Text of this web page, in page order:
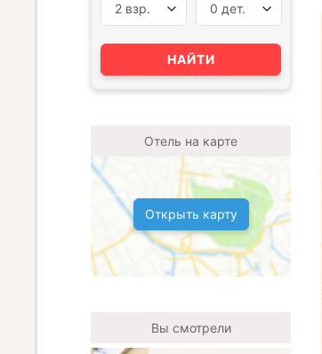
2 взр. 0 дет.
НАЙТИ
Отель на карте
Открыть карту
Вы смотрели